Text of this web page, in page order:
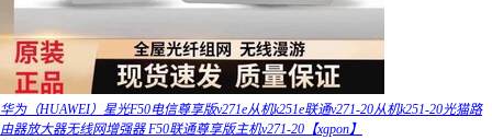
华为（HUAWEI）星光F50电信尊享版v271e从机k251e联通v271-20从机k251-20光猫路
由器放大器无线网增强器 F50联通尊享版主机v271-20【xgpon】